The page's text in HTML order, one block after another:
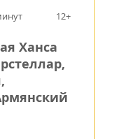
12+
Ханса